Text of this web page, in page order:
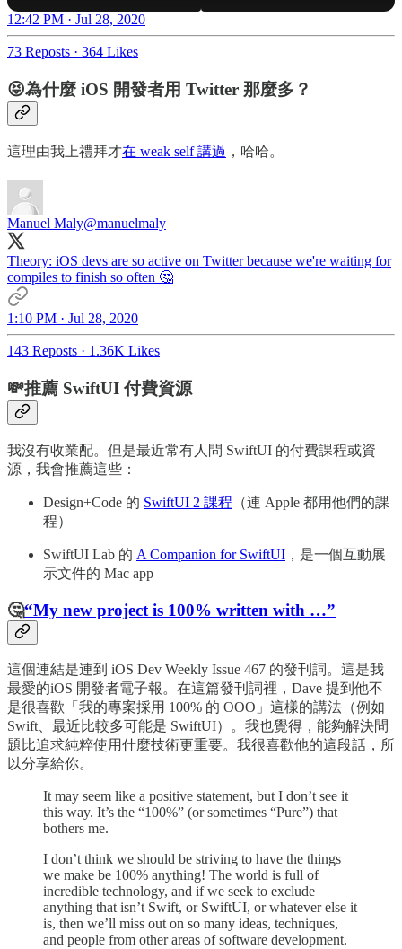
12:42 PM · Jul 28, 2020
73 Reposts · 364 Likes
😝為什麼 iOS 開發者用 Twitter 那麼多？
這理由我上禮拜才在 weak self 講過 ，哈哈。
Manuel Maly@manuelmaly
Theory: iOS devs are so active on Twitter because we're waiting for
compiles to finish so often 🤔
1:10 PM · Jul 28, 2020
143 Reposts · 1.36K Likes
💸推薦 SwiftUI 付費資源
我沒有收業配。但是最近常有人問 SwiftUI 的付費課程或資
源，我會推薦這些：
Design+Code 的 SwiftUI 2 課程 （連 Apple 都用他們的課
程）
SwiftUI Lab 的 A Companion for SwiftUI ，是一個互動展
示文件的 Mac app
🤔“My new project is 100% written with …”
這個連結是連到 iOS Dev Weekly Issue 467 的發刊詞。這是我
最愛的iOS 開發者電子報。在這篇發刊詞裡，Dave 提到他不
是很喜歡「我的專案採用 100% 的 OOO」這樣的講法（例如
Swift、最近比較多可能是 SwiftUI）。我也覺得，能夠解決問
題比追求純粹使用什麼技術更重要。我很喜歡他的這段話，所
以分享給你。
It may seem like a positive statement, but I don’t see it
this way. It’s the “100%” (or sometimes “Pure”) that
bothers me.
I don’t think we should be striving to have the things
we make be 100% anything! The world is full of
incredible technology, and if we seek to exclude
anything that isn’t Swift, or SwiftUI, or whatever else it
is, then we’ll miss out on so many ideas, techniques,
and people from other areas of software development.